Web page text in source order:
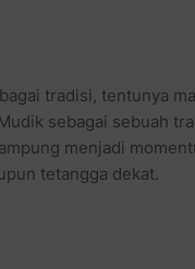
tradisi, tentunya
sebagai sebuah
menjadi
tetangga dekat.